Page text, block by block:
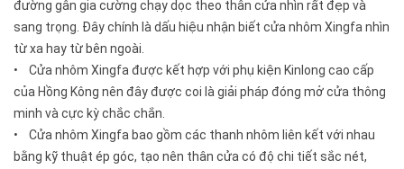
đường gân gia cường chạy dọc theo thân cửa nhìn rất đẹp và
sang trọng. Đây chính là dấu hiệu nhận biết cửa nhôm Xingfa nhìn
từ xa hay từ bên ngoài.
• Cửa nhôm Xingfa được kết hợp với phụ kiện Kinlong cao cấp
của Hồng Kông nên đây được coi là giải pháp đóng mở cửa thông
minh và cực kỳ chắc chắn.
• Cửa nhôm Xingfa bao gồm các thanh nhôm liên kết với nhau
bằng kỹ thuật ép góc, tạo nên thân cửa có độ chi tiết sắc nét,